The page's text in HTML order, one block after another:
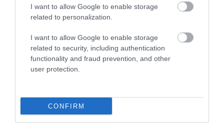
I want to allow Google to enable storage
related to personalization.
I want to allow Google to enable storage
related to security, including authentication
functionality and fraud prevention, and other
user protection.
CONFIRM